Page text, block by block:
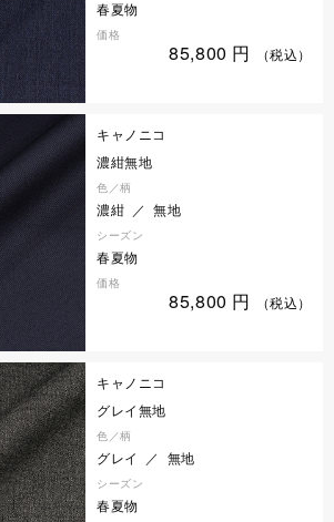
春夏物
価格
85,800 円 （税込）
キャノニコ
濃紺無地
色／柄
濃紺 ／ 無地
シーズン
春夏物
価格
85,800 円 （税込）
キャノニコ
グレイ無地
色／柄
グレイ ／ 無地
シーズン
春夏物